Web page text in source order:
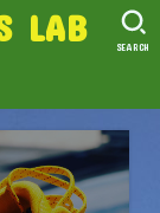
LAB
SEARCH